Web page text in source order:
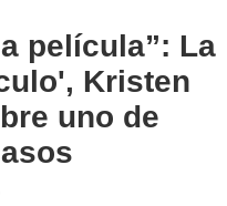
película”: La
Kristen
uno de